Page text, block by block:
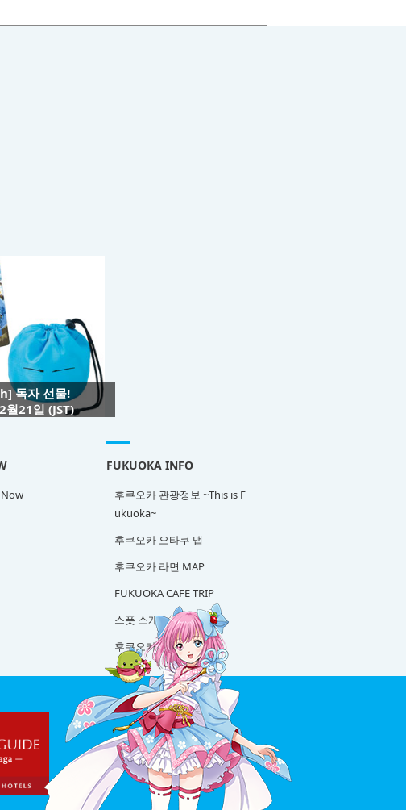
독자 선물!
월21일 (JST)
FUKUOKA INFO
후쿠오카 관광정보 ~This is F
ukuoka~
후쿠오카 오타쿠 맵
후쿠오카 라면 MAP
FUKUOKA CAFE TRIP
스폿 소개
후쿠오카 사케 탐방